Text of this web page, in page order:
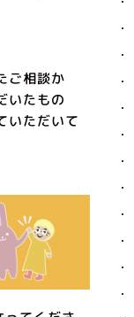
ご相談か
いたもの
いただいて